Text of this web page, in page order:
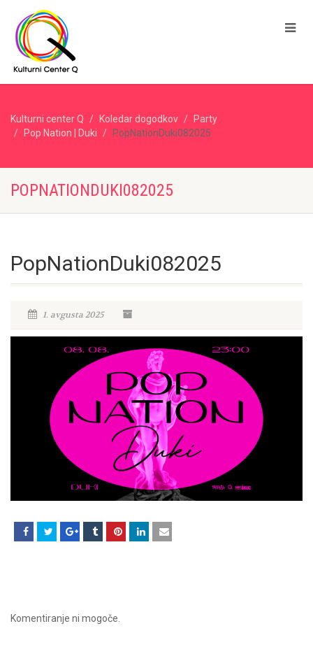
Kulturni center Q Koledar dogodkov
Party
Pop Nation | Duki
PopNationDuki082025
POPNATIONDUKI082025
PopNationDuki082025
1. avgusta 2025
Komentiranje ni mogoče.